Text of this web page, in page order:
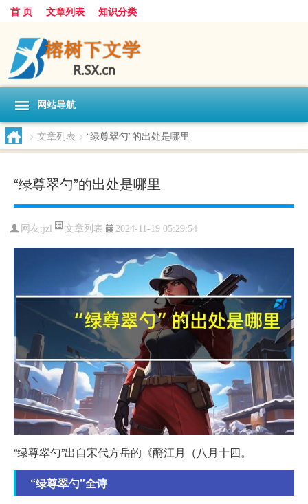
首 页 文章列表 知识分类
网站导航
> 文章列表 > “绿尊翠勺”的出处是哪里
“绿尊翠勺”的出处是哪里
网友:jzl 文章列表 2024-11-19 05:29:54
“绿尊翠勺”出自宋代方岳的《酹江月（八月十四。
“绿尊翠勺”全诗